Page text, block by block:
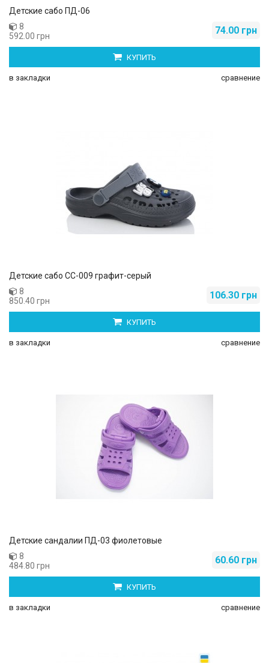
Детские сабо ПД-06
74.00 грн
8
592.00 грн
КУПИТЬ
в закладки сравнение
Детские сабо СС-009 графит-серый
106.30 грн
8
850.40 грн
КУПИТЬ
в закладки сравнение
Детские сандалии ПД-03 фиолетовые
60.60 грн
8
484.80 грн
КУПИТЬ
в закладки сравнение